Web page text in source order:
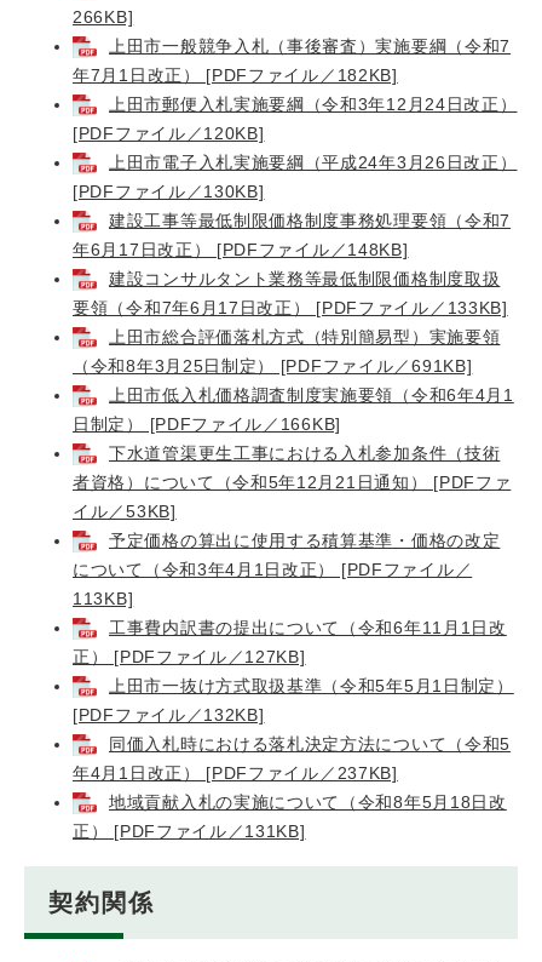
266KB]
上田市一般競争入札（事後審査）実施要綱（令和7
年7月1日改正） [PDFファイル／182KB]
上田市郵便入札実施要綱（令和3年12月24日改正）
[PDFファイル／120KB]
上田市電子入札実施要綱（平成24年3月26日改正）
[PDFファイル／130KB]
建設工事等最低制限価格制度事務処理要領（令和7
年6月17日改正） [PDFファイル／148KB]
建設コンサルタント業務等最低制限価格制度取扱
要領（令和7年6月17日改正） [PDFファイル／133KB]
上田市総合評価落札方式（特別簡易型）実施要領
（令和8年3月25日制定） [PDFファイル／691KB]
上田市低入札価格調査制度実施要領（令和6年4月1
日制定） [PDFファイル／166KB]
下水道管渠更生工事における入札参加条件（技術
者資格）について（令和5年12月21日通知） [PDFファ
イル／53KB]
予定価格の算出に使用する積算基準・価格の改定
について（令和3年4月1日改正） [PDFファイル／
113KB]
工事費内訳書の提出について（令和6年11月1日改
正） [PDFファイル／127KB]
上田市一抜け方式取扱基準（令和5年5月1日制定）
[PDFファイル／132KB]
同価入札時における落札決定方法について（令和5
年4月1日改正） [PDFファイル／237KB]
地域貢献入札の実施について（令和8年5月18日改
正） [PDFファイル／131KB]
契約関係